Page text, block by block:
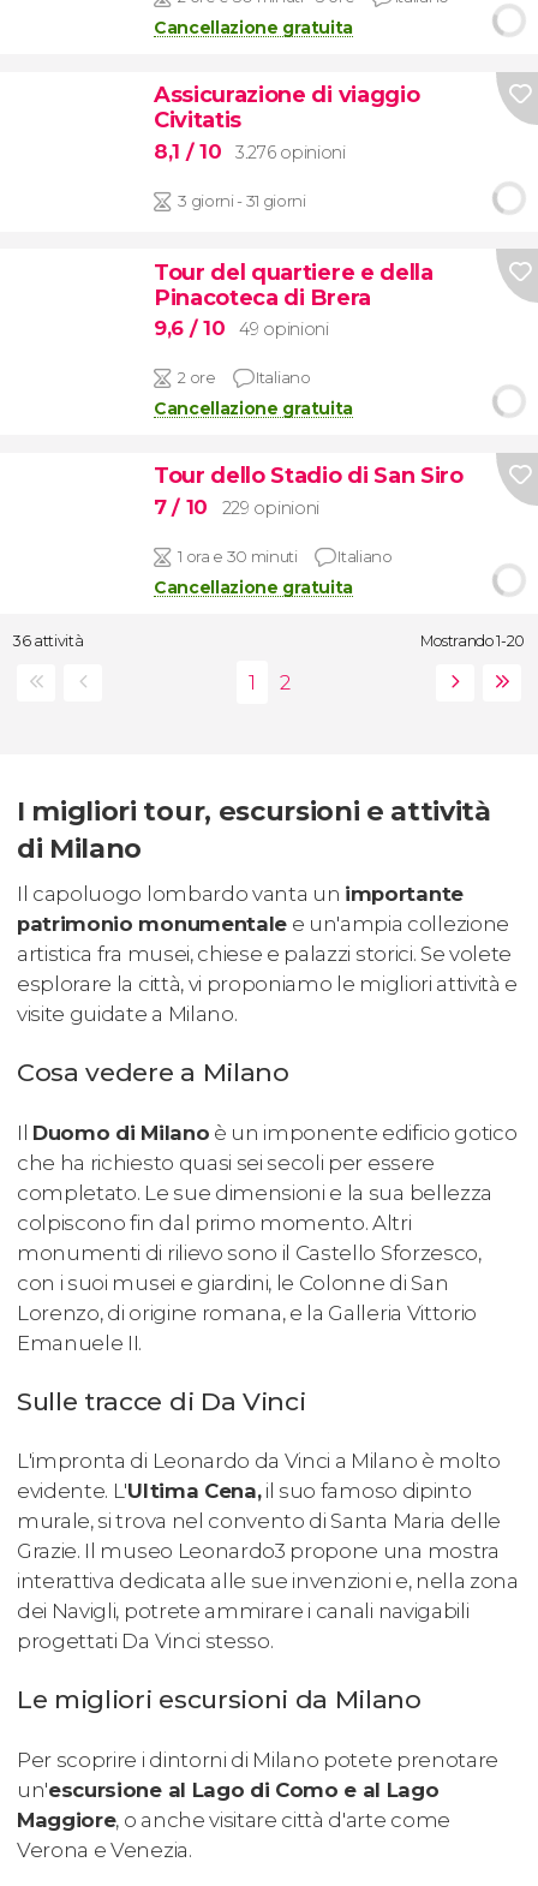
Cancellazione gratuita
Assicurazione di viaggio
Civitatis
8,1 / 10 3.276 opinioni
3 giorni - 31 giorni
Tour del quartiere e della
Pinacoteca di Brera
9,6 / 10 49 opinioni
2 ore Italiano
Cancellazione gratuita
Tour dello Stadio di San Siro
7/ 10 229 opinioni
1 ora e 30 minuti Italiano
Cancellazione gratuita
36 attività Mostrando 1-20
I migliori tour, escursioni e attività
di Milano
Il capoluogo lombardo vanta un importante
patrimonio monumentalee un'ampia collezione
artistica fra musei, chiese e palazzi storici. Se volete
esplorare la città, vi proponiamo le migliori attività e
visite guidate a Milano.
Cosa vedere a Milano
Il Duomo di Milano è un imponente edificio gotico
che ha richiesto quasi sei secoli per essere
completato. Le sue dimensioni e la sua bellezza
colpiscono fin dal primo momento. Altri
monumenti di rilievo sono il Castello Sforzesco,
con i suoi musei e giardini, le Colonne di San
Lorenzo, di origine romana, e la Galleria Vittorio
Emanuele II.
Sulle tracce di Da Vinci
L'impronta di Leonardo da Vinci a Milano è molto
evidente. L'Ultima Cena,il suo famoso dipinto
murale, si trova nel convento di Santa Maria delle
Grazie. Il museo Leonardo3 propone una mostra
interattiva dedicata alle sue invenzioni e, nella zona
dei Navigli, potrete ammirare i canali navigabili
progettati Da Vinci stesso.
Le migliori escursioni da Milano
Per scoprire i dintorni di Milano potete prenotare
un'escursione al Lago di Como e al Lago
Maggiore, o anche visitare città d'arte come
Verona e Venezia.